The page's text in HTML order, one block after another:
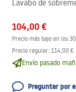
Lavabo de
104,00 €
Precio más bajo en los
Precio regular: 114,00 €
Envío pasado
Preguntar por